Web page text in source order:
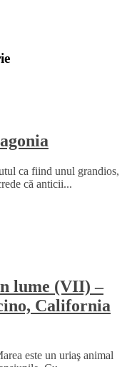
ca fiind unul grandios,
că anticii...
lume (VII) –
California
este un uriaş animal